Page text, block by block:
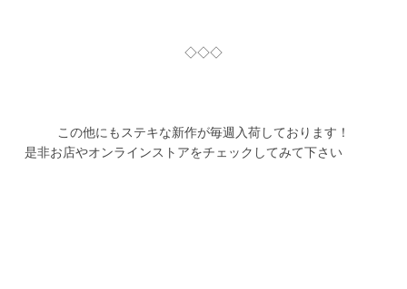
◇◇◇
この他にもステキな新作が毎週入荷しております！
是非お店やオンラインストアをチェックしてみて下さい